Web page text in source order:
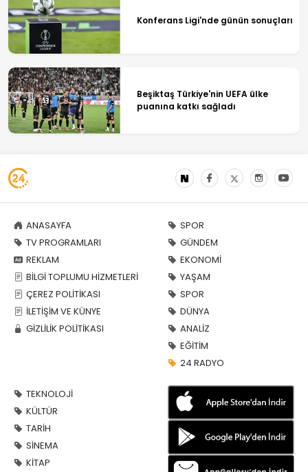
Konferans Ligi'nde günün sonuçları
Beşiktaş Türkiye'nin UEFA ülke
puanına katkı sağladı
ANASAYFA
TV PROGRAMLARI
REKLAM
BİLGİ TOPLUMU HİZMETLERİ
ÇEREZ POLİTİKASI
İLETİŞİM VE KÜNYE
GİZLİLİK POLİTİKASI
SPOR
GÜNDEM
EKONOMİ
YAŞAM
SPOR
DÜNYA
ANALİZ
EĞİTİM
24 RADYO
TEKNOLOJİ
KÜLTÜR
TARİH
SİNEMA
KİTAP